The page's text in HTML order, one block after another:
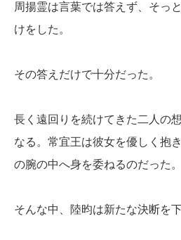
周揚霊は言葉では答えず、そっ
けをした。
その答えだけで十分だった。
長く遠回りを続けてきた二人の
なる。常宜王は彼女を優しく抱
の腕の中へ身を委ねるのだった。
そんな中、陸昀は新たな決断を下